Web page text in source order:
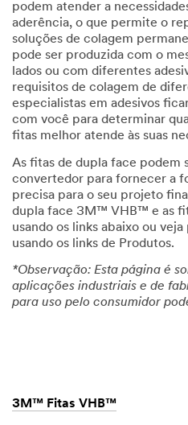
podem atender a
aderência, o que permite o
soluções de colagem
pode ser produzida com o
lados ou com diferentes
requisitos de colagem de
especialistas em adesivos
com você para determinar
fitas melhor atende às suas
As fitas de dupla face podem
convertedor para fornecer a
precisa para o seu projeto
dupla face 3M™ VHB™ e as
usando os links abaixo ou
usando os links de Produtos.
*Observação: Esta página é
aplicações industriais e de
para uso pelo consumidor
3M™ Fitas VHB™